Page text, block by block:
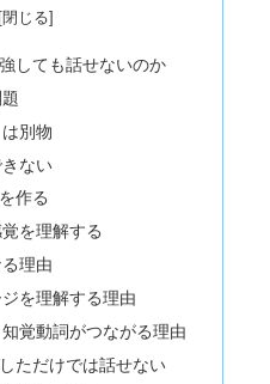
しても話せないのか
は別物
ない
作る
を理解する
理由
を理解する理由
覚動詞がつながる理由
ただけでは話せない